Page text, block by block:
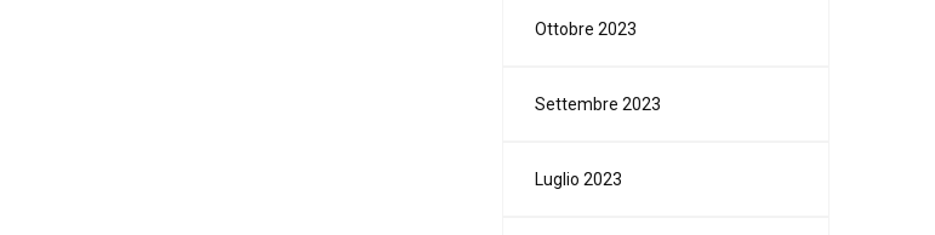
Ottobre 2023
Settembre 2023
Luglio 2023